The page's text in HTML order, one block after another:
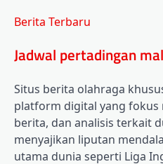
Berita Terbaru
Jadwal pertadingan
Situs berita olahraga
platform digital yang fokus
berita, dan analisis terkait
menyajikan liputan
utama dunia seperti Liga